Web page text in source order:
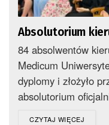
Absolutorium
84 absolwentów
Medicum
dyplomy i złożyło
absolutorium
CZYTAJ WIĘCEJ